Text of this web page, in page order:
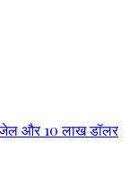
और 10 लाख डॉलर